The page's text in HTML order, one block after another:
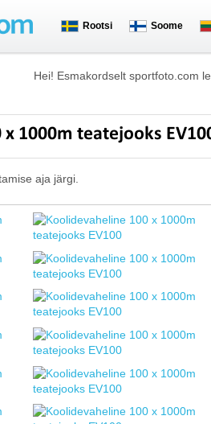
Rootsi Soome
Hei! Esmakordselt sportfoto.com
1000m teatejooks
aja järgi.